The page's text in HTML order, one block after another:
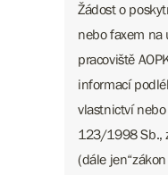
Žádost o
nebo faxem na
pracoviště
informací
vlastnictví
123/1998 Sb.,
(dále